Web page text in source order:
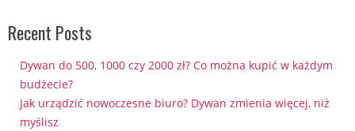
Recent Posts
Dywan do 500, 1000 czy 2000 zł? Co można kupić w każdym
budżecie?
Jak urządzić nowoczesne biuro? Dywan zmienia więcej, niż
myślisz